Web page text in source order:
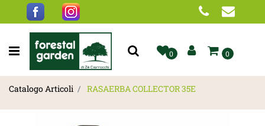
Open menu 0 0
Catalogo Articoli RASAERBA COLLECTOR 35E